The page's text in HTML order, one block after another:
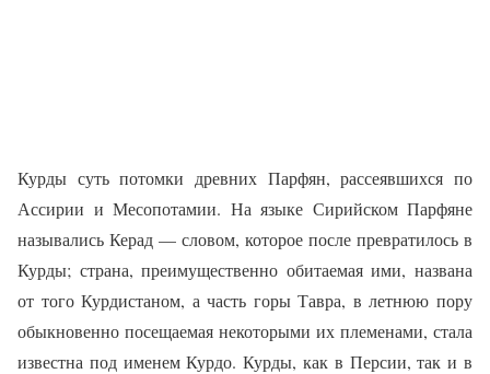
Курды суть потомки древних Парфян, рассеявшихся по
Ассирии и Месопотамии. На языке Сирийском Парфяне
назывались Керад — словом, которое после превратилось в
Курды; страна, преимущественно обитаемая ими, названа
от того Курдистаном, а часть горы Тавра, в летнюю пору
обыкновенно посещаемая некоторыми их племенами, стала
известна под именем Курдо. Курды, как в Персии, так и в